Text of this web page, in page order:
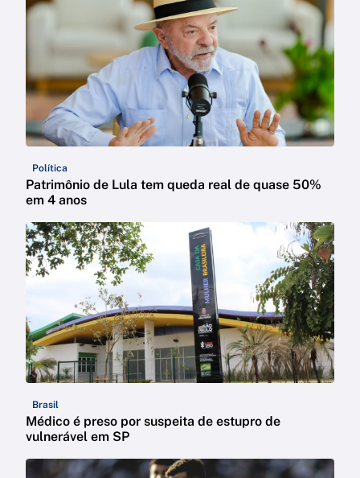
Política
Patrimônio de Lula tem queda real de quase 50%
em 4 anos
Brasil
Médico é preso por suspeita de estupro de
vulnerável em SP